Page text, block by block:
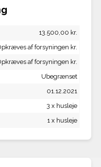
13.500,00 kr.
af forsyningen kr.
af forsyningen kr.
Ubegrænset
01.12.2021
3 x husleje
1 x husleje